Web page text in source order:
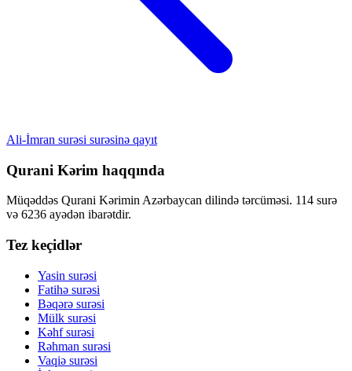
Ali-İmran surəsi surəsinə qayıt
Qurani Kərim haqqında
Müqəddəs Qurani Kərimin Azərbaycan dilində tərcüməsi. 114 surə
və 6236 ayədən ibarətdir.
Tez keçidlər
Yasin surəsi
Fatihə surəsi
Bəqərə surəsi
Mülk surəsi
Kəhf surəsi
Rəhman surəsi
Vaqiə surəsi